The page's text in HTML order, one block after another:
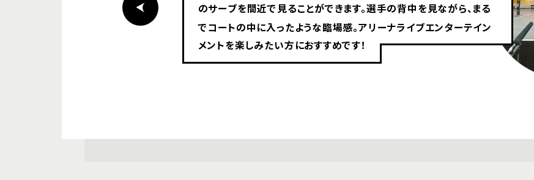
のサーブを間近で見ることができます。選手の背中を見ながら、まる
でコートの中に入ったような臨場感。アリーナライブエンターテイン
メントを楽しみたい方におすすめです！